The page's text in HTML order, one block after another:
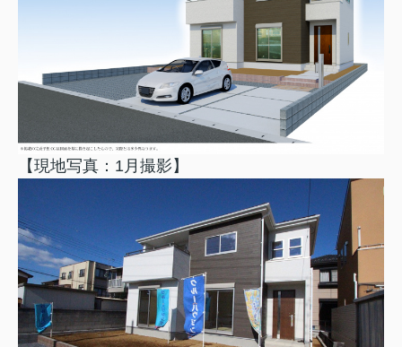
【現地写真：1月撮影】